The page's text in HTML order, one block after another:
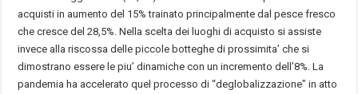
acquisti in aumento del 15% trainato principalmente dal pesce fresco
che cresce del 28,5%. Nella scelta dei luoghi di acquisto si assiste
invece alla riscossa delle piccole botteghe di prossimita’ che si
dimostrano essere le piu’ dinamiche con un incremento dell’8%. La
pandemia ha accelerato quel processo di “deglobalizzazione” in atto